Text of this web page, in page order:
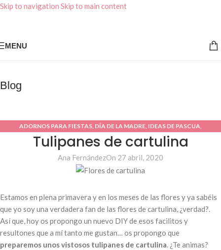
Skip to navigation Skip to main content
MENU
Blog
ADORNOS PARA FIESTAS, DÍA DE LA MADRE, IDEAS DE PASCUA,
TUTORIALES O DIY
Tulipanes de cartulina
Ana FernándezOn 27 abril, 2020
Estamos en plena primavera y en los meses de las flores y ya sabéis
que yo soy una verdadera fan de las flores de cartulina, ¿verdad?.
Así que, hoy os propongo un nuevo DIY de esos facilitos y
resultones que a mí tanto me gustan… os propongo que
preparemos unos vistosos tulipanes de cartulina. ¿Te animas?